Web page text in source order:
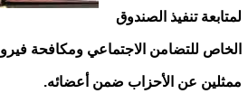
لمتابعة تنفيذ الصندوق
الخاص للتضامن الاجتماعي ومكافحة
ممثلين عن الأحزاب ضمن أعضائه.